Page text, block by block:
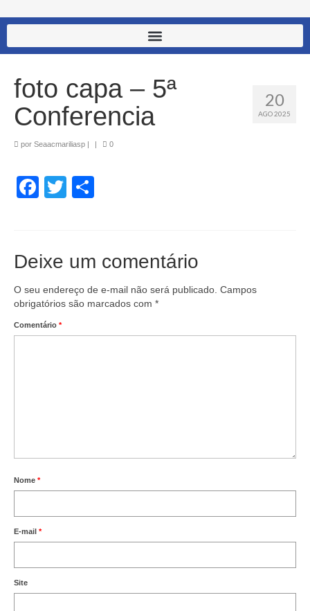
20
AGO 2025
foto capa – 5ª
Conferencia
por Seaacmariliasp 0
Facebook
Twitter
Deixe um comentário
O seu endereço de e-mail não será publicado. Campos
obrigatórios são marcados com *
Comentário *
Nome *
E-mail *
Site